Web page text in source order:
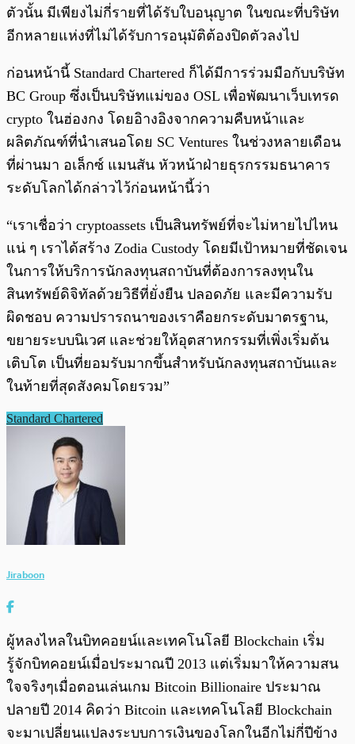
ตัวนั้น มีเพียงไม่กี่รายที่ได้รับใบอนุญาต ในขณะที่บริษัท
อีกหลายแห่งที่ไม่ได้รับการอนุมัติต้องปิดตัวลงไป
ก่อนหน้านี้ Standard Chartered ก็ได้มีการร่วมมือกับบริษัท
BC Group ซึ่งเป็นบริษัทแม่ของ OSL เพื่อพัฒนาเว็บเทรด
crypto ในฮ่องกง โดยอิางอิงจากความคืบหน้าและ
ผลิตภัณฑ์ที่นำเสนอโดย SC Ventures ในช่วงหลายเดือน
ที่ผ่านมา อเล็กซ์ แมนสัน หัวหน้าฝ่ายธุรกรรมธนาคาร
ระดับโลกได้กล่าวไว้ก่อนหน้านี้ว่า
“เราเชื่อว่า cryptoassets เป็นสินทรัพย์ที่จะไม่หายไปไหน
แน่ ๆ เราได้สร้าง Zodia Custody โดยมีเป้าหมายที่ชัดเจน
ในการให้บริการนักลงทุนสถาบันที่ต้องการลงทุนใน
สินทรัพย์ดิจิทัลด้วยวิธีที่ยั่งยืน ปลอดภัย และมีความรับ
ผิดชอบ ความปรารถนาของเราคือยกระดับมาตรฐาน,
ขยายระบบนิเวศ และช่วยให้อุตสาหกรรมที่เพิ่งเริ่มต้น
เติบโต เป็นที่ยอมรับมากขึ้นสำหรับนักลงทุนสถาบันและ
ในท้ายที่สุดสังคมโดยรวม”
Standard Chartered
Jiraboon
ผู้หลงไหลในบิทคอยน์และเทคโนโลยี Blockchain เริ่ม
รู้จักบิทคอยน์เมื่อประมาณปี 2013 แต่เริ่มมาให้ความสน
ใจจริงๆเมื่อตอนเล่นเกม Bitcoin Billionaire ประมาณ
ปลายปี 2014 คิดว่า Bitcoin และเทคโนโลยี Blockchain
จะมาเปลี่ยนแปลงระบบการเงินของโลกในอีกไม่กี่ปีข้าง